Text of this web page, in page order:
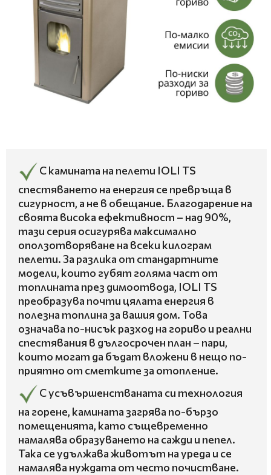
С камината на пелети IOLI TS
спестяването на енергия се превръща в
сигурност, а не в обещание. Благодарение на
своята висока ефективност – над 90%,
тази серия осигурява максимално
оползотворяване на всеки килограм
пелети. За разлика от стандартните
модели, които губят голяма част от
топлината през димоотвода, IOLI TS
преобразува почти цялата енергия в
полезна топлина за вашия дом. Това
означава по-нисък разход на гориво и реални
спестявания в дългосрочен план – пари,
които могат да бъдат вложени в нещо по-
приятно от сметките за отопление.
С усъвършенстваната си технология
на горене, камината загрява по-бързо
помещенията, като същевременно
намалява образуването на сажди и пепел.
Така се удължава животът на уреда и се
намалява нуждата от често почистване.